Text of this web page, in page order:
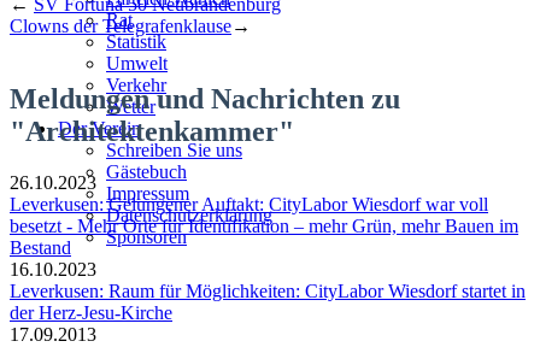
Rat
Statistik
Umwelt
Verkehr
Wetter
Der Verein
Schreiben Sie uns
Gästebuch
Impressum
Datenschutzerklärung
Sponsoren
← SV Fortuna 50 Neubrandenburg
Clowns der Telegrafenklause→
Meldungen und Nachrichten zu
"Architektenkammer"
26.10.2023
Leverkusen: Gelungener Auftakt: CityLabor Wiesdorf war voll
besetzt - Mehr Orte für Identifikation – mehr Grün, mehr Bauen im
Bestand
16.10.2023
Leverkusen: Raum für Möglichkeiten: CityLabor Wiesdorf startet in
der Herz-Jesu-Kirche
17.09.2013